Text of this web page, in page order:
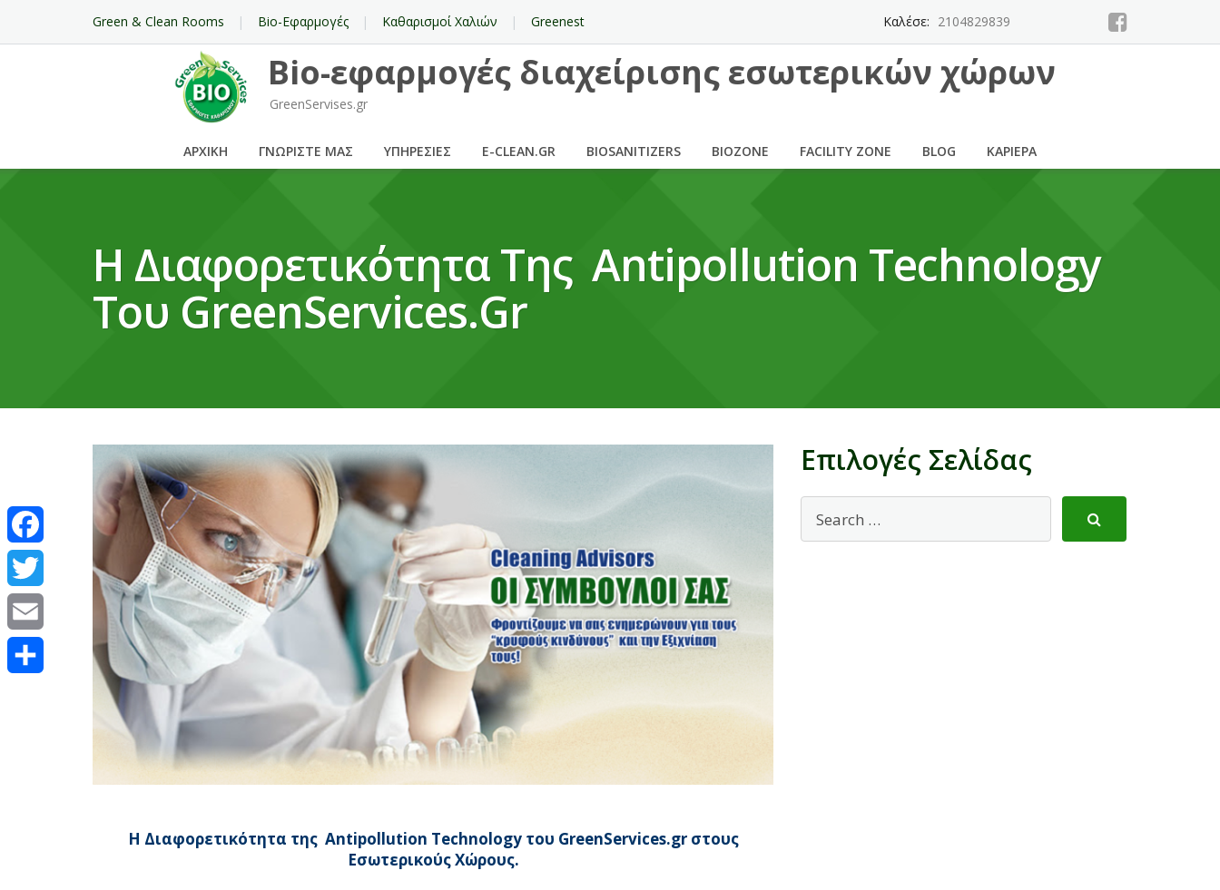
Green & Clean Rooms Bio-Εφαρμογές Καθαρισμοί Χαλιών Greenest Καλέσε: 2104829839
Bio-εφαρμογές διαχείρισης εσωτερικών χώρων
GreenServises.gr
ΑΡΧΙΚΉ ΓΝΩΡΊΣΤΕ ΜΑΣ ΥΠΗΡΕΣΙΕΣ E-CLEAN.GR BIOSANITIZERS BIOZONE FACILITY ZONE BLOG ΚΑΡΙΈΡΑ
Η Διαφορετικότητα Της Antipollution Technology
Του GreenServices.gr
Η Διαφορετικότητα της Antipollution Technology του GreenServices.gr στους
Εσωτερικούς Χώρους.
Επιλογές Σελίδας
Facebook
Twitter
Email